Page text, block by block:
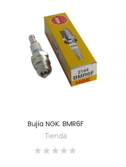
DESCUBRE
Bujía NGK. BMR6F
Tienda